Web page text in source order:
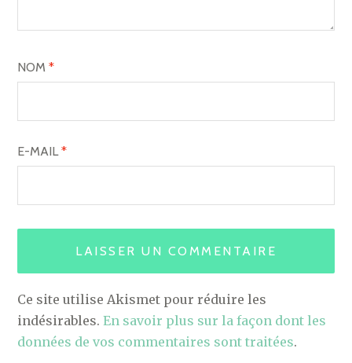
NOM*
E-MAIL*
Ce site utilise Akismet pour réduire les
indésirables.En savoir plus sur la façon dont les
données de vos commentaires sont traitées.